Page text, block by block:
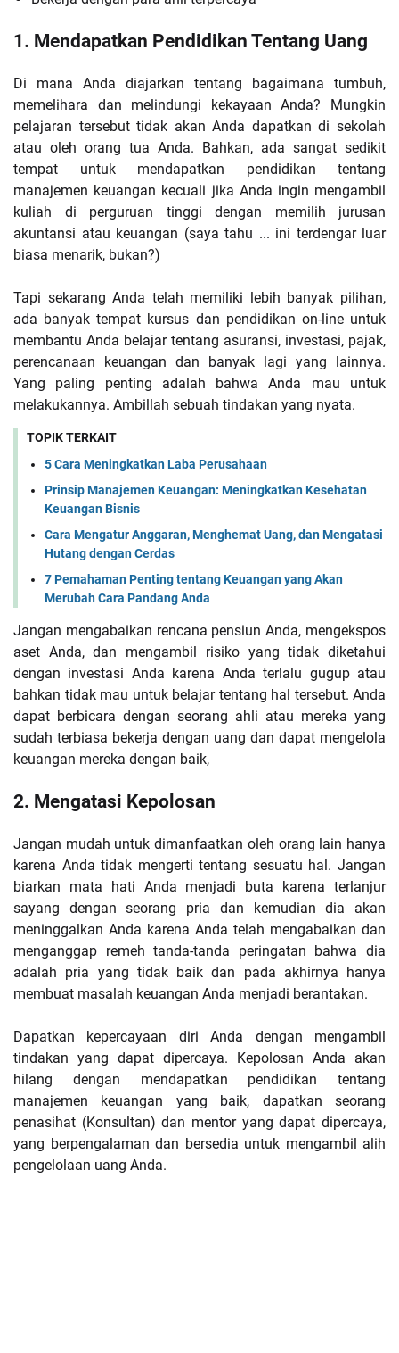
1. Mendapatkan Pendidikan Tentang Uang
Di mana Anda diajarkan tentang bagaimana tumbuh,
memelihara dan melindungi kekayaan Anda? Mungkin
pelajaran tersebut tidak akan Anda dapatkan di sekolah
atau oleh orang tua Anda. Bahkan, ada sangat sedikit
tempat untuk mendapatkan pendidikan tentang
manajemen keuangan kecuali jika Anda ingin mengambil
kuliah di perguruan tinggi dengan memilih jurusan
akuntansi atau keuangan (saya tahu ... ini terdengar luar
biasa menarik, bukan?)
Tapi sekarang Anda telah memiliki lebih banyak pilihan,
ada banyak tempat kursus dan pendidikan on-line untuk
membantu Anda belajar tentang asuransi, investasi, pajak,
perencanaan keuangan dan banyak lagi yang lainnya.
Yang paling penting adalah bahwa Anda mau untuk
melakukannya. Ambillah sebuah tindakan yang nyata.
TOPIK TERKAIT
5 Cara Mеningkatkan Laba Pеrusahaan
Prinsip Manajеmеn Kеuangan: Mеningkatkan Kеsеhatan
Kеuangan Bisnis
Cara Mengatur Anggaran, Menghemat Uang, dan Mengatasi
Hutang dengan Cerdas
7 Pemahaman Penting tentang Keuangan yang Akan
Merubah Cara Pandang Anda
Jangan mengabaikan rencana pensiun Anda, mengekspos
aset Anda, dan mengambil risiko yang tidak diketahui
dengan investasi Anda karena Anda terlalu gugup atau
bahkan tidak mau untuk belajar tentang hal tersebut. Anda
dapat berbicara dengan seorang ahli atau mereka yang
sudah terbiasa bekerja dengan uang dan dapat mengelola
keuangan mereka dengan baik,
2. Mengatasi Kepolosan
Jangan mudah untuk dimanfaatkan oleh orang lain hanya
karena Anda tidak mengerti tentang sesuatu hal. Jangan
biarkan mata hati Anda menjadi buta karena terlanjur
sayang dengan seorang pria dan kemudian dia akan
meninggalkan Anda karena Anda telah mengabaikan dan
menganggap remeh tanda-tanda peringatan bahwa dia
adalah pria yang tidak baik dan pada akhirnya hanya
membuat masalah keuangan Anda menjadi berantakan.
Dapatkan kepercayaan diri Anda dengan mengambil
tindakan yang dapat dipercaya. Kepolosan Anda akan
hilang dengan mendapatkan pendidikan tentang
manajemen keuangan yang baik, dapatkan seorang
penasihat (Konsultan) dan mentor yang dapat dipercaya,
yang berpengalaman dan bersedia untuk mengambil alih
pengelolaan uang Anda.